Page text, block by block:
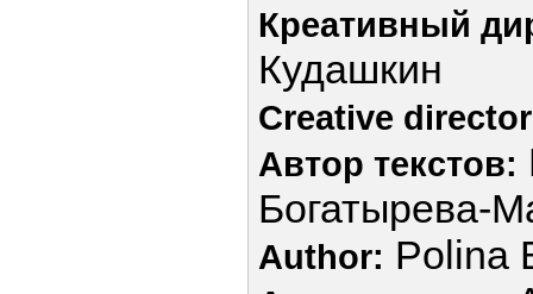
Креативный
Кудашкин
Creative
Автор текстов:
Богатырева-
Author: Polina